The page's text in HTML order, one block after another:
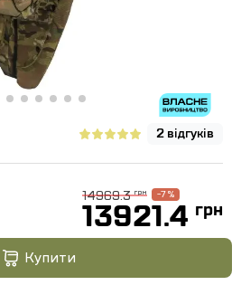
2 відгуків
14969.3грн -7 %
13921.4 грн
Купити